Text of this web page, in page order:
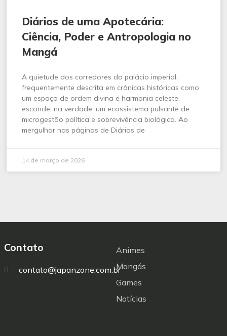
Diários de uma Apotecária:
Ciência, Poder e Antropologia no
Mangá
A quietude dos corredores do palácio imperial,
frequentemente descrita em crônicas históricas como
um espaço de ordem divina e harmonia celeste,
esconde, na verdade, um ecossistema pulsante de
microgestão política e sobrevivência biológica. Ao
mergulhar nas páginas de Diários de
14 de março de 2026
Contato
contato@japanzone.com.br
Animes
Mangás
Games
Notícias